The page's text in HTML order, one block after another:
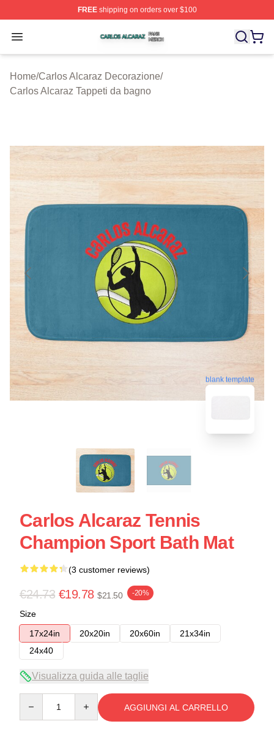
FREEshipping on orders over $100
Open menu
Carlos Alcaraz Shop ⚡️ Officially Licensed Carlos
Home/Carlos Alcaraz Decorazione/
Carlos Alcaraz Tappeti da bagno
blank template
Carlos Alcaraz Tennis
Champion Sport Bath Mat
(3 customer reviews)
€24.73 €19.78 $21.50 -20%
Size
17x24in
20x20in 20x60in
21x34in
24x40
Visualizza guida alle taglie
AGGIUNGI AL CARRELLO